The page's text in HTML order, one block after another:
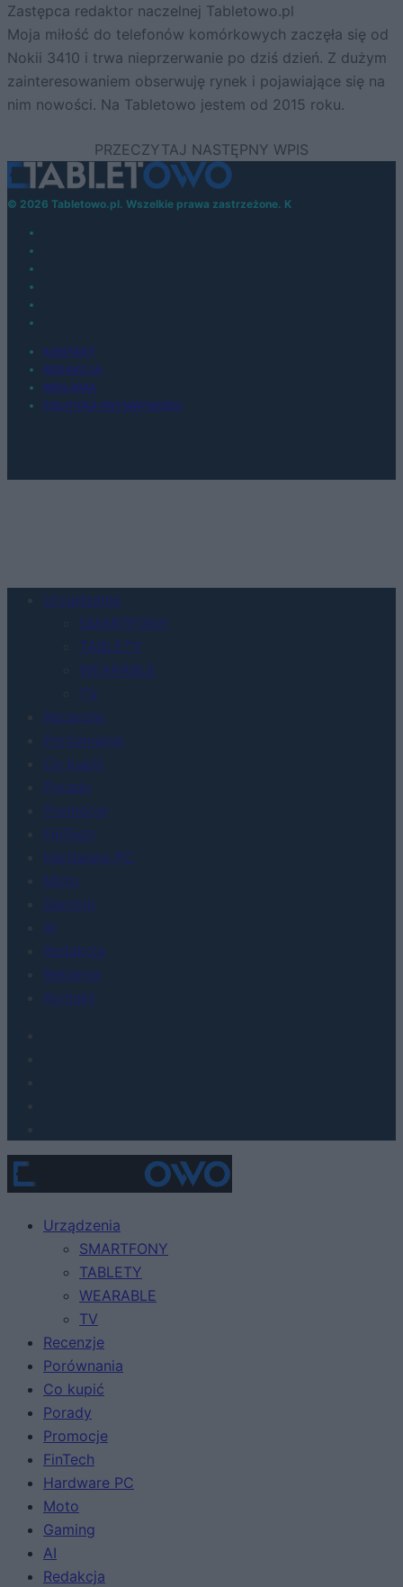
Zastępca redaktor naczelnej Tabletowo.pl
Moja miłość do telefonów komórkowych zaczęła się od
Nokii 3410 i trwa nieprzerwanie po dziś dzień. Z dużym
zainteresowaniem obserwuję rynek i pojawiające się na
nim nowości. Na Tabletowo jestem od 2015 roku.
© 2026 Tabletowo.pl. Wszelkie prawa zastrzeżone. K
KONTAKT
REDAKCJA
REKLAMA
POLITYKA PRYWATNOŚCI
Urządzenia
SMARTFONY
TABLETY
WEARABLE
TV
Recenzje
Porównania
Co kupić
Porady
Promocje
FinTech
Hardware PC
Moto
Gaming
AI
Redakcja
Reklama
Kontakt
Urządzenia
SMARTFONY
TABLETY
WEARABLE
TV
Recenzje
Porównania
Co kupić
Porady
Promocje
FinTech
Hardware PC
Moto
Gaming
AI
Redakcja